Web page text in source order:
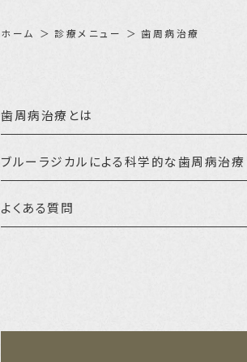
ホーム 診療メニュー 歯周病治療
歯周病治療とは
ブルーラジカルによる科学的な歯周病治療
よくある質問